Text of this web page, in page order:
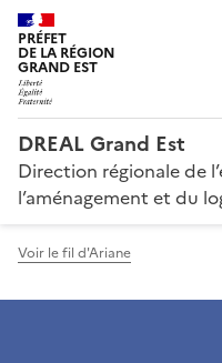
PRÉFET
DE LA RÉGION
GRAND EST
DREAL Grand Est
Direction régionale de
l’aménagement et du
Voir le fil d'Ariane